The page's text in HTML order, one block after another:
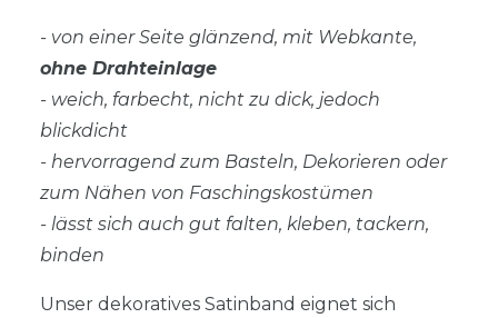
- von einer Seite glänzend, mit Webkante,
ohne Drahteinlage
- weich, farbecht, nicht zu dick, jedoch
blickdicht
- hervorragend zum Basteln, Dekorieren oder
zum Nähen von Faschingskostümen
- lässt sich auch gut falten, kleben, tackern,
binden
Unser dekoratives Satinband eignet sich